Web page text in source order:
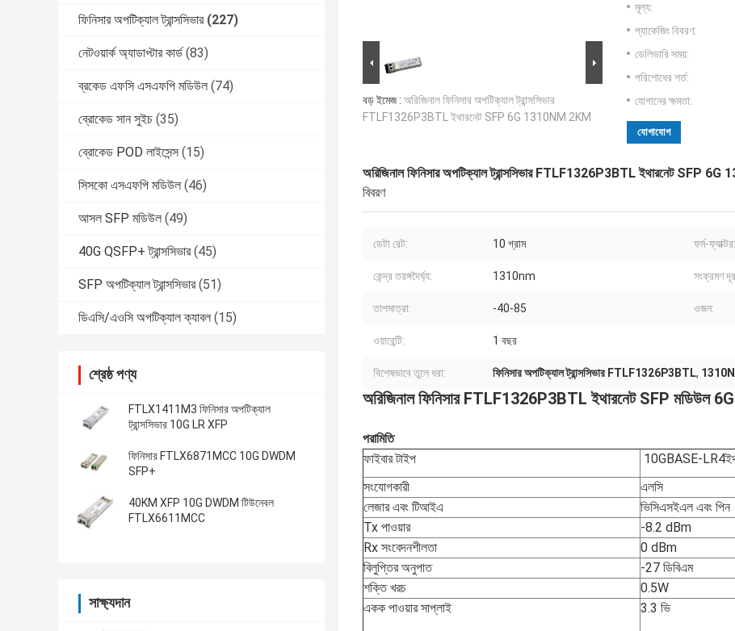
ফিনিসার অপটিক্যাল ট্রান্সসিভার (227)
নেটওয়ার্ক অ্যাডাপ্টার কার্ড (83)
ব্রকেড এফসি এসএফপি মডিউল (74)
ব্রোকেড সান সুইচ (35)
ব্রোকেড POD লাইসেন্স (15)
সিসকো এসএফপি মডিউল (46)
আসল SFP মডিউল (49)
40G QSFP+ ট্রান্সসিভার (45)
SFP অপটিক্যাল ট্রান্সসিভার (51)
ডিএসি/এওসি অপটিক্যাল ক্যাবল (15)
শ্রেষ্ঠ পণ্য
FTLX1411M3 ফিনিসার অপটিক্যাল
ট্রান্সসিভার 10G LR XFP
ফিনিসার FTLX6871MCC 10G DWDM
SFP+
40KM XFP 10G DWDM টিউনেবল
FTLX6611MCC
সাক্ষ্যদান
বড় ইমেজ : অরিজিনাল ফিনিসার অপটিক্যাল ট্রান্সসিভার
FTLF1326P3BTL ইথারনেট SFP 6G 1310NM 2KM
মূল্য:
প্যাকেজিং বিবরণ:
ডেলিভারি সময়:
পরিশোধের শর্ত:
যোগানের ক্ষমতা:
যোগাযোগ
অরিজিনাল ফিনিসার অপটিক্যাল ট্রান্সসিভার FTLF1326P3BTL ইথারনেট SFP
বিবরণ
ডেটা রেট: 10 গ্রাম ফর্ম-ফ্যাক্টর:
কেন্দ্র তরঙ্গদৈর্ঘ্য: 1310nm সংক্রমণ
তাপমাত্রা: -40-85 ওজন:
ওয়ারেন্টি: 1 বছর
বিশেষভাবে তুলে ধরা: ফিনিসার অপটিক্যাল ট্রান্সসিভার FTLF1326P3BTL,
অরিজিনাল ফিনিসার FTLF1326P3BTL ইথারনেট SFP মডিউল
পরামিতি
ফাইবার টাইপ 10GBASE-LR4
সংযোগকারী
এলসি
লেজার এবং টিআইএ
ভিসিএসইএল এবং পিন
Tx পাওয়ার
-8.2 dBm
Rx সংবেদনশীলতা
0 dBm
বিলুপ্তির অনুপাত
-27 ডিবিএম
শক্তি খরচ
0.5W
একক পাওয়ার সাপ্লাই
3.3 ভি